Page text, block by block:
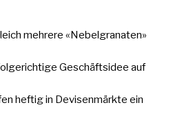
mehrere «Nebelgranaten»
Geschäftsidee auf
heftig in Devisenmärkte ein